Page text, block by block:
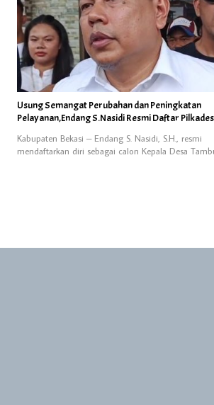
Usung Semangat Perubahan dan Peningkatan
Pelayanan,Endang S.Nasidi Resmi Daftar
Kabupaten Bekasi – Endang S. Nasidi, S.H., resmi
mendaftarkan diri sebagai calon Kepala Desa